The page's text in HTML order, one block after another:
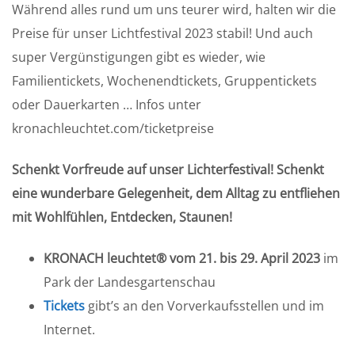
Während alles rund um uns teurer wird, halten wir die
Preise für unser Lichtfestival 2023 stabil! Und auch
super Vergünstigungen gibt es wieder, wie
Familientickets, Wochenendtickets, Gruppentickets
oder Dauerkarten … Infos unter
kronachleuchtet.com/ticketpreise
Schenkt Vorfreude auf unser Lichterfestival! Schenkt
eine wunderbare Gelegenheit, dem Alltag zu entfliehen
mit Wohlfühlen, Entdecken, Staunen!
KRONACH leuchtet® vom 21. bis 29. April 2023 im
Park der Landesgartenschau
Tickets gibt’s an den Vorverkaufsstellen und im
Internet.